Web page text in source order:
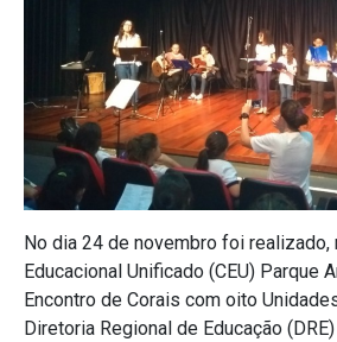
No dia 24 de novembro foi realizado,
Educacional Unificado (CEU) Parque
Encontro de Corais com oito
Diretoria Regional de Educação